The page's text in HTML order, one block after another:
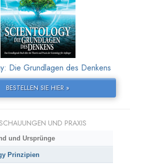
Die Grundlagen des Denkens
BESTELLEN SIE HIER »
UND PRAXIS
und Ursprünge
Prinzipien